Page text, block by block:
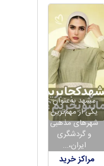
مشهد به‌عنوان
یکی از مهم‌ترین
شهرهای مذهبی
و گردشگری
ایران،...
مراکز خرید